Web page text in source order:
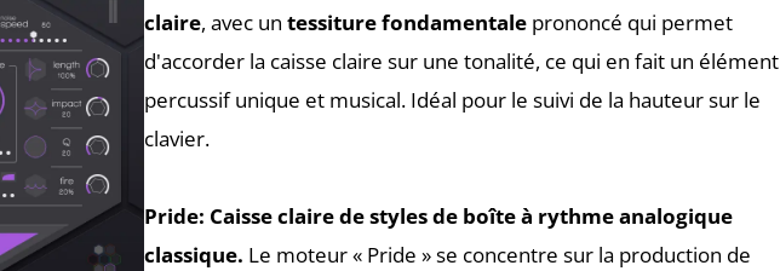
claire, avec un tessiture fondamentaleprononcé qui permet
d'accorder la caisse claire sur une tonalité, ce qui en fait un élément
percussif unique et musical. Idéal pour le suivi de la hauteur sur le
clavier.
Pride: Caisse claire de styles de boîte à rythme analogique
classique. Le moteur « Pride » se concentre sur la production de